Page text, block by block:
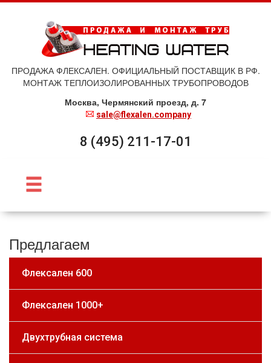
ПРОДАЖА ФЛЕКСАЛЕН. ОФИЦИАЛЬНЫЙ ПОСТАВЩИК В РФ.
МОНТАЖ ТЕПЛОИЗОЛИРОВАННЫХ ТРУБОПРОВОДОВ
Москва, Чермянский проезд, д. 7
sale@flexalen.company
8 (495) 211-17-01
Предлагаем
Флексален 600
Флексален 1000+
Двухтрубная система